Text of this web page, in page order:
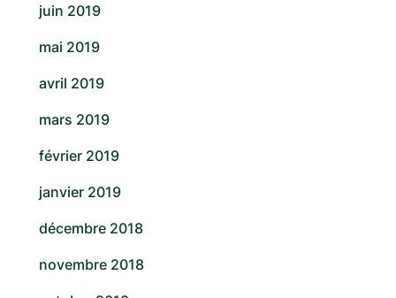
juin 2019
mai 2019
avril 2019
mars 2019
février 2019
janvier 2019
décembre 2018
novembre 2018